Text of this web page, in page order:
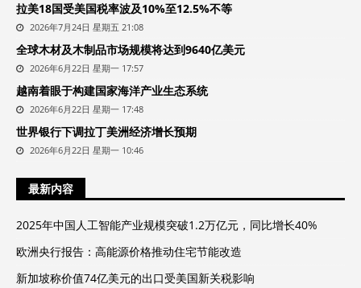
拉美18国受美国税率波及10%至12.5%不等
2026年7月24日 星期五 21:08
全球木材及木制品市场规模将达到9640亿美元
2026年6月22日 星期一 17:57
越南着眼于构建国家海洋产业生态系统
2026年6月22日 星期一 17:48
世界银行下调拉丁美洲经济增长预期
2026年6月22日 星期一 10:46
最新内容
2025年中国人工智能产业规模突破1.2万亿元，同比增长40%
欧洲央行报告：高能源价格推动住宅节能改造
新加坡称价值74亿美元的出口受美国新关税影响